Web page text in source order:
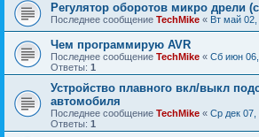
Регулятор оборотов микро дрели
Последнее сообщение TechMike « Вт май 02,
Чем программирую AVR
Последнее сообщение TechMike « Сб июн
Ответы: 1
Устройство плавного вкл/выкл
автомобиля
Последнее сообщение TechMike « Ср дек 07,
Ответы: 1